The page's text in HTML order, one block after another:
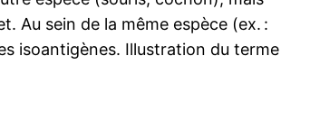
Au sein de la même espèce (ex. :
isoantigènes. Illustration du terme